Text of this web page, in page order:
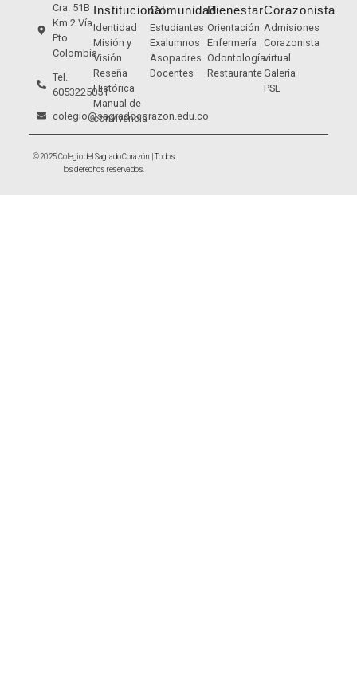
Cra. 51B
Km 2 Vía
Pto.
Colombia
Tel.
6053225051
colegio@sagradocorazon.edu.co
Institucional
Identidad
Misión y
Visión
Reseña
Histórica
Manual de
convivencia
Comunidad
Estudiantes
Exalumnos
Asopadres
Docentes
Bienestar
Orientación
Enfermería
Odontología
Restaurante
Corazonista
Admisiones
Corazonista
virtual
Galería
PSE
© 2025 Colegio del Sagrado Corazón. | Todos
los derechos reservados.